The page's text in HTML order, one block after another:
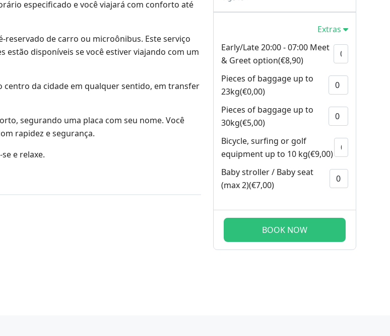
especificado e você viajará com conforto até
reservado de carro ou microônibus. Este serviço
estão disponíveis se você estiver viajando com um
centro da cidade em qualquer sentido, em transfer
segurando uma placa com seu nome. Você
rapidez e segurança.
e relaxe.
Extras
Early/Late 20:00 - 07:00 Meet
& Greet option(€8,90)
Pieces of baggage up to
23kg(€0,00)
Pieces of baggage up to
30kg(€5,00)
Bicycle, surfing or golf
equipment up to 10 kg(€9,00)
Baby stroller / Baby seat
(max 2)(€7,00)
BOOK NOW